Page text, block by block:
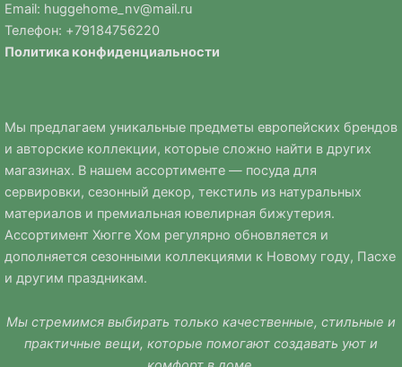
Email: huggehome_nv@mail.ru
Телефон: +79184756220
Политика конфиденциальности
Мы предлагаем уникальные предметы европейских брендов
и авторские коллекции, которые сложно найти в других
магазинах. В нашем ассортименте — посуда для
сервировки, сезонный декор, текстиль из натуральных
материалов и премиальная ювелирная бижутерия.
Ассортимент Хюгге Хом регулярно обновляется и
дополняется сезонными коллекциями к Новому году, Пасхе
и другим праздникам.
Мы стремимся выбирать только качественные, стильные и
практичные вещи, которые помогают создавать уют и